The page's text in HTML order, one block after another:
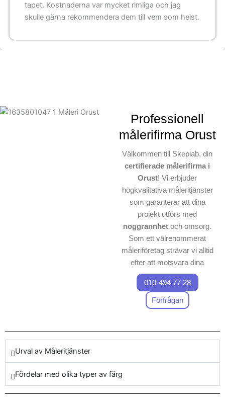
tapet. Kostnaderna var mycket rimliga och jag
skulle gärna rekommendera dem till vem som helst.
Professionell
målerifirma Orust
Välkommen till Skepiab, din
certifierade målerifirma i
Orust! Vi erbjuder
högkvalitativa måleritjänster
som garanterar att dina
projekt utförs med
noggrannhet och omsorg.
Som ett välrenommerat
måleriföretag strävar vi alltid
efter att motsvara dina
förväntningar. Om du söker
en erfaren partner inom
måleri i Orust, är vi det
självklara valet. Vårt team
tillgång till tjänster av
överlägsen standard. Vi är
010-494 77 28
Förfrågan
Urval av Måleritjänster
Fördelar med olika typer av färg